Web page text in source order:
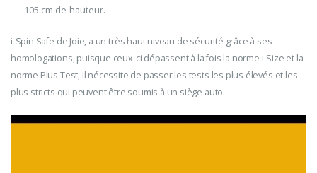
105 cm de hauteur.
i-Spin Safe de Joie, a un très haut niveau de sécurité grâce à ses
homologations, puisque ceux-ci dépassent à la fois la norme i-Size et la
norme Plus Test, il nécessite de passer les tests les plus élevés et les
plus stricts qui peuvent être soumis à un siège auto.